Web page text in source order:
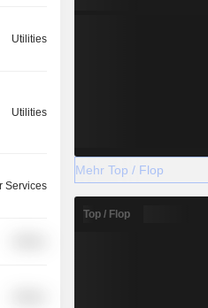
Utilities
Utilities
Services
Mehr Top / Flop
Top / Flop